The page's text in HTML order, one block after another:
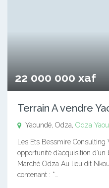
22 000 000 xaf
Terrain A vendre
Yaoundé, Odza, Odza
Les Ets Bessmire
opportunité d’acquisition
Marché Odza Au lieu dit
contenant : *…